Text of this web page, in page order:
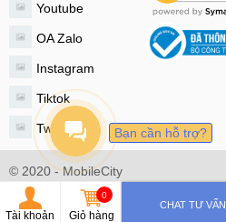
Youtube
OA Zalo
Instagram
Tiktok
Twitter
© 2020 - MobileCity
Tài khoản
0
Giỏ hàng
CHAT TƯ VẤN
Bạn cần hỗ trợ?